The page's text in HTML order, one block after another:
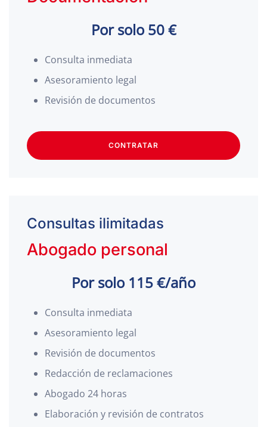
Por solo 50 €
Consulta inmediata
Asesoramiento legal
Revisión de documentos
CONTRATAR
Consultas ilimitadas
Abogado personal
Por solo 115 €/año
Consulta inmediata
Asesoramiento legal
Revisión de documentos
Redacción de reclamaciones
Abogado 24 horas
Elaboración y revisión de contratos